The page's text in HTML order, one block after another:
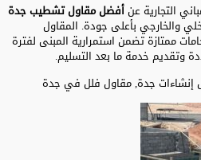
التجارية عنأفضل مقاول تشطيب جدة
والخارجي بأعلى جودة. المقاول
ممتازة تضمن استمرارية المبنى لفترة
وتقديم خدمة ما بعد التسليم.
إنشاءات جدة, مقاول فلل في جدة